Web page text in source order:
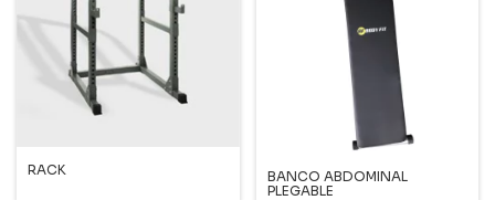
RACK
BANCO ABDOMINAL
PLEGABLE